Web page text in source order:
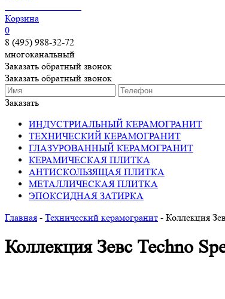
Корзина
0
8 (495) 988-32-72
многоканальный
Заказать обратный звонок
Заказать обратный звонок
Заказать
ИНДУСТРИАЛЬНЫЙ КЕРАМОГРАНИТ
ТЕХНИЧЕСКИЙ КЕРАМОГРАНИТ
ГЛАЗУРОВАННЫЙ КЕРАМОГРАНИТ
КЕРАМИЧЕСКАЯ ПЛИТКА
АНТИСКОЛЬЗЯЩАЯ ПЛИТКА
МЕТАЛЛИЧЕСКАЯ ПЛИТКА
ЭПОКСИДНАЯ ЗАТИРКА
Главная - Технический керамогранит - Коллекция
Коллекция Зевс Techno